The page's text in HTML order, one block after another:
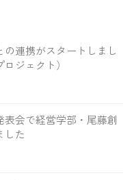
連携がスタートしまし
ジェクト）
会で経営学部・尾藤創
した